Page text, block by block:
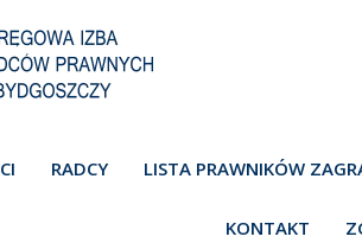
RADCY LISTA PRAWNIKÓW
KONTAKT